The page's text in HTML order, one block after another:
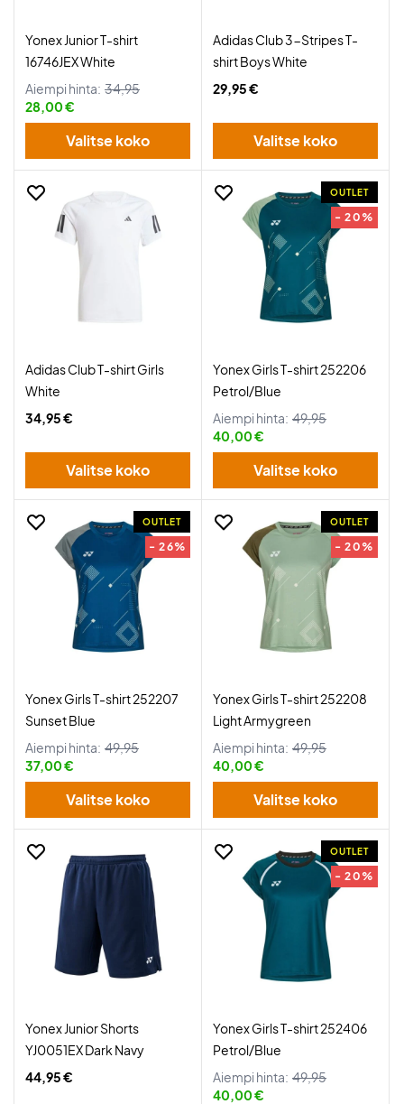
Yonex Junior T-shirt
16746JEX White
Aiempi hinta: 34,95
28,00 €
Valitse koko
Adidas Club 3-Stripes T-
shirt Boys White
29,95 €
Valitse koko
Adidas Club T-shirt Girls
White
34,95 €
Valitse koko
OUTLET
- 20%
Yonex Girls T-shirt 252206
Petrol/Blue
Aiempi hinta: 49,95
40,00 €
Valitse koko
OUTLET
- 26%
Yonex Girls T-shirt 252207
Sunset Blue
Aiempi hinta: 49,95
37,00 €
Valitse koko
OUTLET
- 20%
Yonex Girls T-shirt 252208
Light Armygreen
Aiempi hinta: 49,95
40,00 €
Valitse koko
Yonex Junior Shorts
YJ0051EX Dark Navy
44,95 €
OUTLET
- 20%
Yonex Girls T-shirt 252406
Petrol/Blue
Aiempi hinta: 49,95
40,00 €